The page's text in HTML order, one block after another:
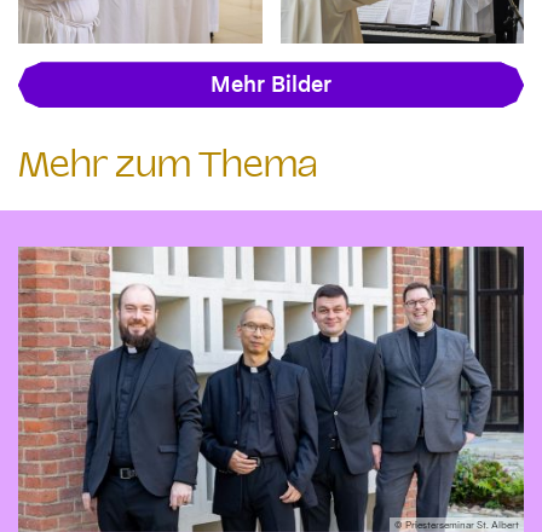
Mehr Bilder
Mehr zum Thema
© Priesterseminar St. Albert